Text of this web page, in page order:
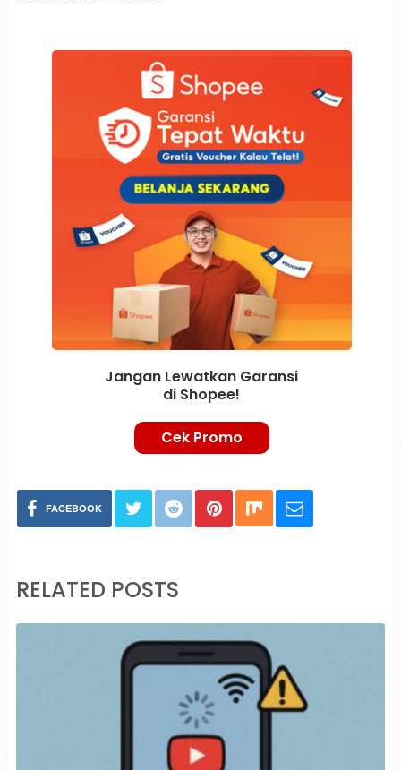
Jangan Lewatkan Garansi
di Shopee!
Cek Promo
FACEBOOK
RELATED POSTS